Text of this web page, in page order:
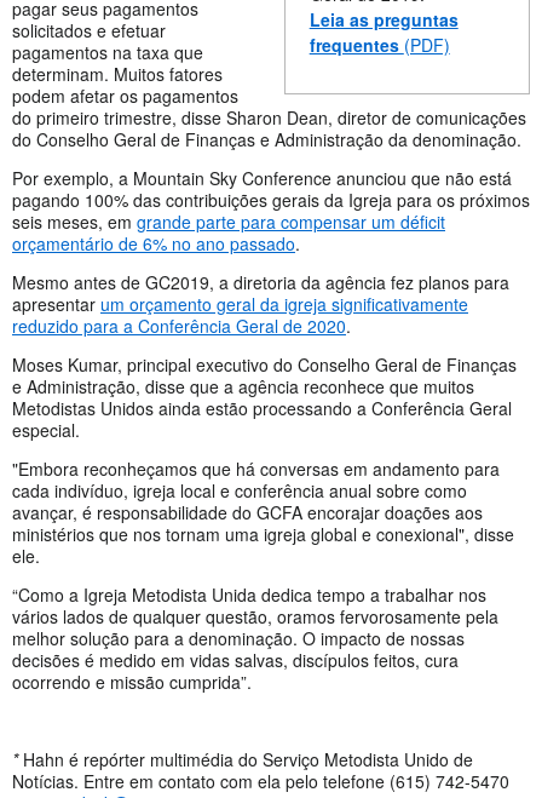
Leia as preguntas
frequentes (PDF)
pagar seus pagamentos
solicitados e efetuar
pagamentos na taxa que
determinam. Muitos fatores
podem afetar os pagamentos
do primeiro trimestre, disse Sharon Dean, diretor de comunicações
do Conselho Geral de Finanças e Administração da denominação.
Por exemplo, a Mountain Sky Conference anunciou que não está
pagando 100% das contribuições gerais da Igreja para os próximos
seis meses, em grande parte para compensar um déficit
orçamentário de 6% no ano passado.
Mesmo antes de GC2019, a diretoria da agência fez planos para
apresentar um orçamento geral da igreja significativamente
reduzido para a Conferência Geral de 2020.
Moses Kumar, principal executivo do Conselho Geral de Finanças
e Administração, disse que a agência reconhece que muitos
Metodistas Unidos ainda estão processando a Conferência Geral
especial.
"Embora reconheçamos que há conversas em andamento para
cada indivíduo, igreja local e conferência anual sobre como
avançar, é responsabilidade do GCFA encorajar doações aos
ministérios que nos tornam uma igreja global e conexional", disse
ele.
“Como a Igreja Metodista Unida dedica tempo a trabalhar nos
vários lados de qualquer questão, oramos fervorosamente pela
melhor solução para a denominação. O impacto de nossas
decisões é medido em vidas salvas, discípulos feitos, cura
ocorrendo e missão cumprida”.
* Hahn é repórter multimédia do Serviço Metodista Unido de
Notícias. Entre em contato com ela pelo telefone (615) 742-5470